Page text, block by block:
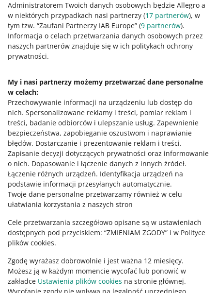
Administratorem Twoich danych osobowych będzie Allegro a
w niektórych przypadkach nasi partnerzy (17 partnerów), w
tym tzw. “Zaufani Partnerzy IAB Europe” (9 partnerów).
Informacja o celach przetwarzania danych osobowych przez
naszych partnerów znajduje się w ich politykach ochrony
prywatności.
My i nasi partnerzy możemy przetwarzać dane personalne
w celach:
Przechowywanie informacji na urządzeniu lub dostęp do
nich. Spersonalizowane reklamy i treści, pomiar reklam i
treści, badanie odbiorców i ulepszanie usług. Zapewnienie
bezpieczeństwa, zapobieganie oszustwom i naprawianie
błędów. Dostarczanie i prezentowanie reklam i treści.
Zapisanie decyzji dotyczących prywatności oraz informowanie
o nich. Dopasowanie i łączenie danych z innych źródeł.
Łączenie różnych urządzeń. Identyfikacja urządzeń na
podstawie informacji przesyłanych automatycznie.
Twoje dane personalne przetwarzamy również w celu
ułatwiania korzystania z naszych stron
Cele przetwarzania szczegółowo opisane są w ustawieniach
dostępnych pod przyciskiem: “ZMIENIAM ZGODY” i w Polityce
plików cookies.
Zgodę wyrażasz dobrowolnie i jest ważna 12 miesięcy.
Możesz ją w każdym momencie wycofać lub ponowić w
zakładce Ustawienia plików cookies na stronie głównej.
Dla każdej przesyłki z zamówienia wyślij osobny request.
Przykład: Zamiast 1 requestu z 4 obiektami w strukturze
packages musisz wysłać 4 requesty – każdy z 1 obiektem.
zamówienia z płatnością za pobraniem
Nie powielaj wartości ubezpieczenia i pobrania.
Zarówno wartość ubezpieczenia, jak i kwotę płatności do
pobrania podaj osobno dla każdej przesyłki w ramach
jednego zamówienia. Jeśli podasz pełne wartości i kwoty
przy każdej przesyłce, zostaną one zsumowane – a wtedy
wartość ubezpieczenia i kwota pobrania dla całego
zamówienia będą błędne. Dlatego przy każdej przesyłce
podaj taką wartość ubezpieczenia i taką kwotę pobrania,
które odpowiadają realnej zawartości tej konkretnej
0 - Porażka
10 - Rewelacja
0 1 2 3 4 5 6
Potrzebujesz pomocy?
Skontaktuj się z nami
Zapytaj społeczność
Zajrzyj na Allegro Gadane